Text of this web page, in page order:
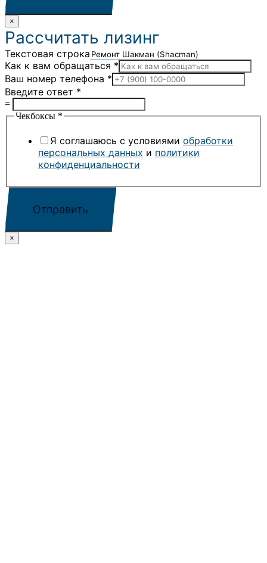
×
Рассчитать лизинг
Текстовая строка
Как к вам обращаться *
Ваш номер телефона *
Введите ответ *
=
Чекбоксы *
Я соглашаюсь с условиями обработки
персональных данных и политики
конфиденциальности
Отправить
×